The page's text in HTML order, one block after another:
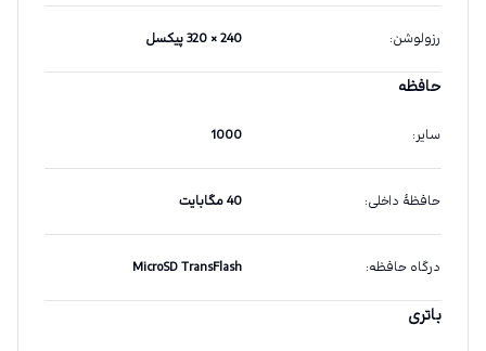
رزولوشن: 240 × 320 پیکسل
حافظه
سایر:
1000
حافظهٔ داخلی: 40 مگابایت
درگاه حافظه:
MicroSD TransFlash
باتری